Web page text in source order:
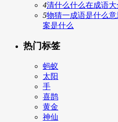
4清什么什么在成语
5物猜一成语是什么
案是什么
热门标签
蚂蚁
太阳
手
喜鹊
黄金
神仙